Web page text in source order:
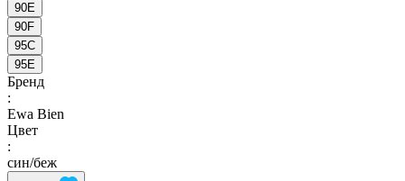
90E
90F
95C
95E
Бренд
:
Ewa Bien
Цвет
:
син/беж